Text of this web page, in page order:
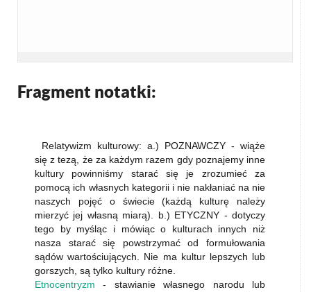
Fragment notatki:
Relatywizm kulturowy: a.) POZNAWCZY - wiąże
się z tezą, że za każdym razem gdy poznajemy inne
kultury powinniśmy starać się je zrozumieć za
pomocą ich własnych kategorii i nie nakłaniać na nie
naszych pojęć o świecie (każdą kulturę należy
mierzyć jej własną miarą). b.) ETYCZNY - dotyczy
tego by myśląc i mówiąc o kulturach innych niż
nasza starać się powstrzymać od formułowania
sądów wartościujących. Nie ma kultur lepszych lub
gorszych, są tylko kultury różne.
Etnocentryzm - stawianie własnego narodu lub